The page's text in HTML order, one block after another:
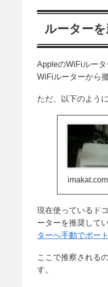
ルーター
AppleのWiFiルー
WiFiルーターから
ただ、以下のよう
imakat.com
現在使っているド
ーターを推奨して
ターへ手動でポー
ここで推察される
す。